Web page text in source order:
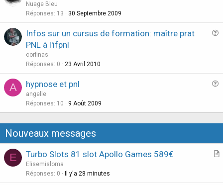
Nuage Bleu
Réponses 13 30 Septembre 2009
Infos sur un cursus de formation: maître prat
PNL à l'ifpnl
corfinas
Réponses 0 23 Avril 2010
A
s
t
o
n
hypnose et pnl
angelle
Réponses 10 9 Août 2009
Nouveaux messages
E
A
Turbo Slots 81 slot Apollo Games 589€
Elisemisloma
Réponses 0 Il y'a 28 minutes